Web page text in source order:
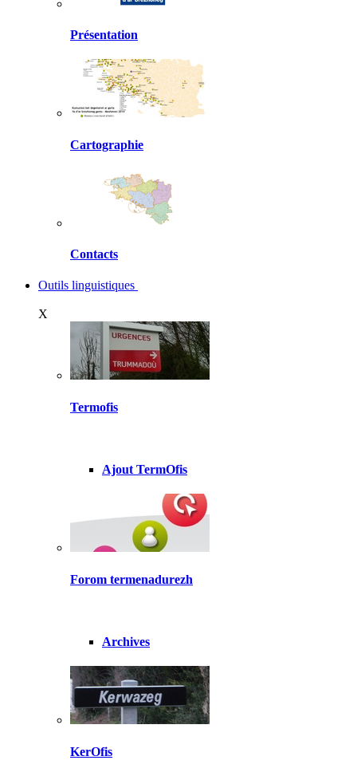
Présentation
Cartographie
Contacts
Outils linguistiques
X
Termofis
Ajout TermOfis
Forom termenadurezh
Archives
KerOfis